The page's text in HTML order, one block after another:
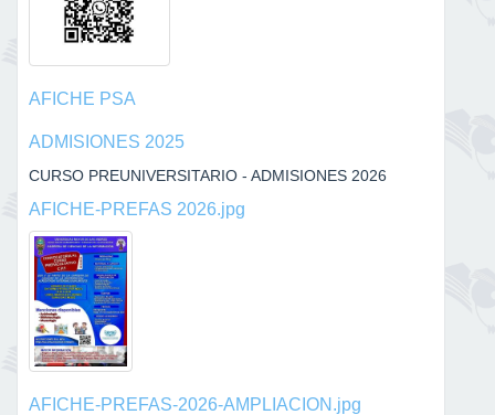
AFICHE PSA
ADMISIONES 2025
CURSO PREUNIVERSITARIO - ADMISIONES 2026
AFICHE-PREFAS 2026.jpg
AFICHE-PREFAS-2026-AMPLIACION.jpg